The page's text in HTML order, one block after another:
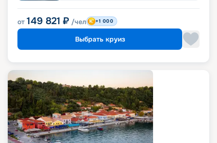
от 149 821 ₽ /чел +1 000
Выбрать круиз